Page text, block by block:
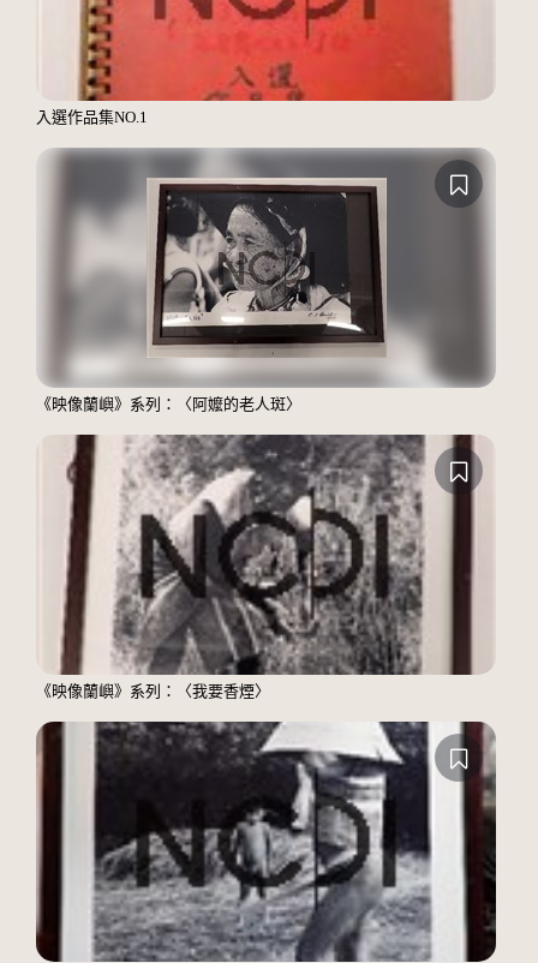
入選作品集NO.1
《映像蘭嶼》系列：〈阿嬤的老人斑〉
《映像蘭嶼》系列：〈我要香煙〉